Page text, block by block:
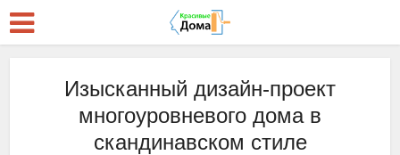
Изысканный дизайн-проект
многоуровневого дома в
скандинавском стиле